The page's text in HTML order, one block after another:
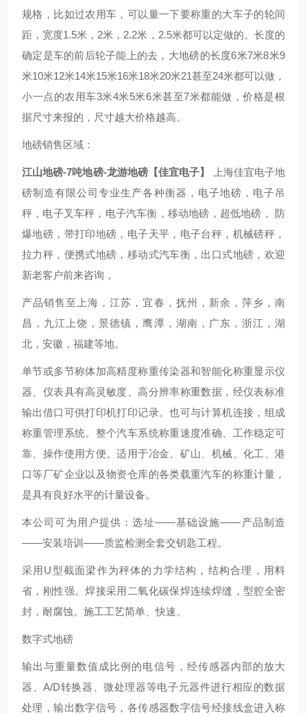
规格，比如过农用车，可以量一下要称重的大车子的轮间
距，宽度1.5米，2米，2.2米，2.5米都可以定做的。长度的
确定是车的前后轮子能上的去，大地磅的长度6米7米8米9
米10米12米14米15米16米18米20米21甚至24米都可以做，
小一点的农用车3米4米5米6米甚至7米都能做，价格是根
据尺寸来报的，尺寸越大价格越高。
地磅销售区域：
江山地磅-7吨地磅-龙游地磅【佳宜电子】
上海佳宜电子地
磅制造有限公司专业生产各种衡器，电子地磅，电子吊
秤，电子叉车秤，电子汽车衡，移动地磅，超低地磅， 防
爆地磅，带打印地磅，电子天平，电子台秤，机械磅秤，
拉力秤，便携式地磅，移动式汽车衡，出口式地磅，欢迎
新老客户前来咨询，
产品销售至上海，江苏，宜春，抚州，新余，萍乡，南
昌，九江上饶，景德镇，鹰潭，湖南，广东，浙江，湖
北，安徽，福建等地。
单节或多节称体加高精度称重传染器和智能化称重显示仪
器、仪表具有高灵敏度、高分辨率称重数据，经仪表标准
输出借口可供打印机打印记录。也可与计算机连接，组成
称重管理系统。整个汽车系统称重速度准确、工作稳定可
靠、操作使用方便。适用于冶金、矿山、机械、化工、港
口等厂矿企业以及物资仓库的各类载重汽车的称重计量，
是具有良好水平的计量设备。
本公司可为用户提供：选址——基础设施——产品制造
——安装培训——质监检测全套交钥匙工程。
采用U型截面梁作为秤体的力学结构，结构合理，用料
省，刚性强。焊接采用二氧化碳保焊连续焊缝，型腔全密
封，耐腐蚀。施工工艺简单、快速。
数字式地磅
输出与重量数值成比例的电信号，经传感器内部的放大
器、A/D转换器、微处理器等电子元器件进行相应的数据
处理，输出数字信号，各传感器数字信号经接线盒进入称